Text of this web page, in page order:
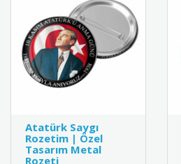
Atatürk Saygı
Rozetim | Özel
Tasarım Metal
Rozeti